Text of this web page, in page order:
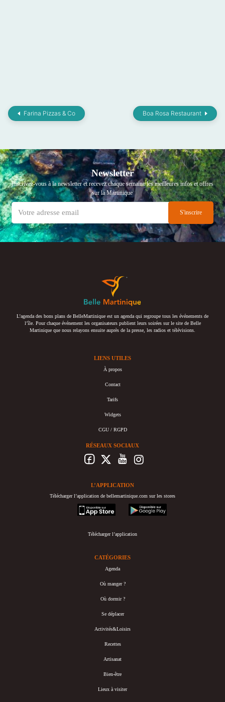
Farina Pizzas & Co Boa Rosa Restaurant
Newsletter
Inscrivez-vous à la newsletter et recevez chaque semaine les meilleures infos et offres
sur la Martinique
L’agenda des bons plans de BelleMartinique est un agenda qui regroupe tous les événements de
l’île. Pour chaque événement les organisateurs publient leurs soirées sur le site de Belle
Martinique que nous relayons ensuite auprès de la presse, les radios et télévisions.
LIENS UTILES
À propos
Contact
Tarifs
Widgets
CGU / RGPD
RÉSEAUX SOCIAUX
L’APPLICATION
Télécharger l’application de bellemartinique.com sur les stores
appstore
googleplay
Télécharger l’application
CATÉGORIES
Agenda
Où manger ?
Où dormir ?
Se déplacer
Activités&Loisirs
Recettes
Artisanat
Bien-être
Lieux à visiter